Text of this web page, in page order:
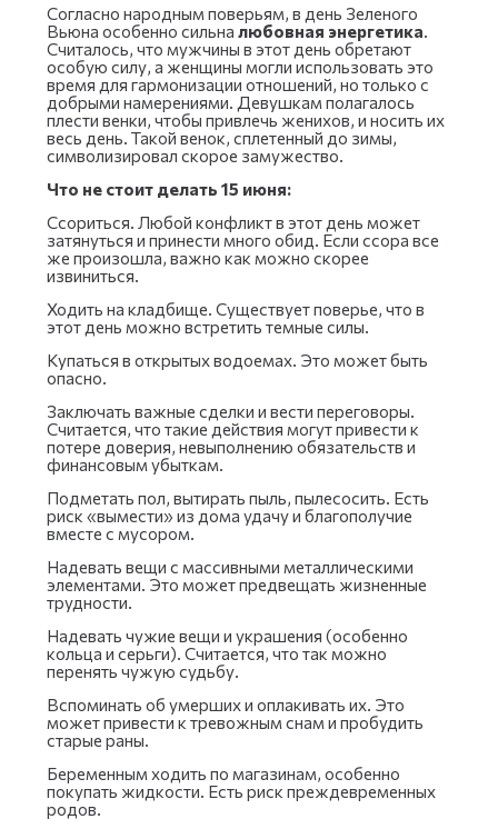
Согласно народным поверьям, в день Зеленого
Вьюна особенно сильна любовная энергетика.
Считалось, что мужчины в этот день обретают
особую силу, а женщины могли использовать это
время для гармонизации отношений, но только с
добрыми намерениями. Девушкам полагалось
плести венки, чтобы привлечь женихов, и носить их
весь день. Такой венок, сплетенный до зимы,
символизировал скорое замужество.
Что не стоит делать 15 июня:
Ссориться. Любой конфликт в этот день может
затянуться и принести много обид. Если ссора все
же произошла, важно как можно скорее
извиниться.
Ходить на кладбище. Существует поверье, что в
этот день можно встретить темные силы.
Купаться в открытых водоемах. Это может быть
опасно.
Заключать важные сделки и вести переговоры.
Считается, что такие действия могут привести к
потере доверия, невыполнению обязательств и
финансовым убыткам.
Подметать пол, вытирать пыль, пылесосить. Есть
риск «вымести» из дома удачу и благополучие
вместе с мусором.
Надевать вещи с массивными металлическими
элементами. Это может предвещать жизненные
трудности.
Надевать чужие вещи и украшения (особенно
кольца и серьги). Считается, что так можно
перенять чужую судьбу.
Вспоминать об умерших и оплакивать их. Это
может привести к тревожным снам и пробудить
старые раны.
Беременным ходить по магазинам, особенно
покупать жидкости. Есть риск преждевременных
родов.